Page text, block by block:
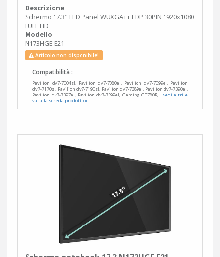
Descrizione
Schermo 17.3" LED Panel WUXGA++ EDP 30PIN 1920x1080
FULL HD
Modello
N173HGE E21
Articolo non disponibile!
.
Compatibilità :
Pavilion dv7-7004sl, Pavilion dv7-7080el, Pavilion dv7-7099el, Pavilion
dv7-7170sl, Pavilion dv7-7190sl, Pavilion dv7-7389el, Pavilion dv7-7390el,
Pavilion dv7-7397el, Pavilion dv7-7399el, Gaming GT780R, ...vedi altri e
vai alla scheda prodotto